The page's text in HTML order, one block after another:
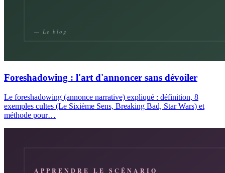
Foreshadowing : l'art d'annoncer sans dévoiler
Le foreshadowing (annonce narrative) expliqué : définition, 8
exemples cultes (Le Sixième Sens, Breaking Bad, Star Wars) et
méthode pour…